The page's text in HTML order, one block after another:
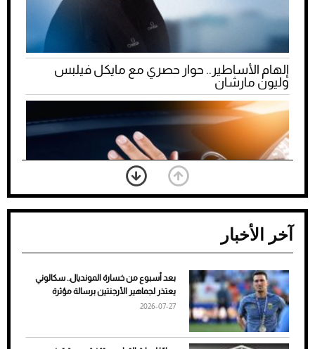
إلهام الأساطير.. حوار حصري مع مايكل فيلبس
وليون مارشان
ضعف تبريد مكيف السيارة عند الوقوف.. أشهر
الأسباب والحلول
آخر الأخبار
بعد أسبوع من خسارة المونديال.. سكالوني
يعتذر لجماهير الأرجنتين برسالة مؤثرة
2026-07-27